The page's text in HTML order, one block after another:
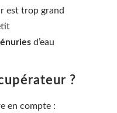
est trop grand
d’eau
?
en compte :